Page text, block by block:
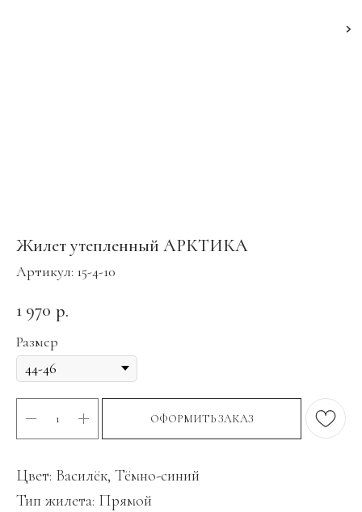
Жилет утепленный АРКТИКА
Артикул: 15-4-10
1 970 р.
Размер
ОФОРМИТЬ ЗАКАЗ
Цвет: Василёк, Тёмно-синий
Тип жилета: Прямой